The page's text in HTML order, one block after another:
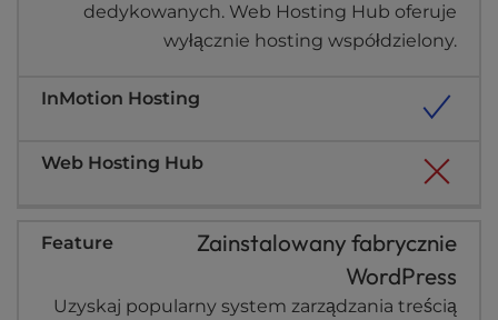
dedykowanych. Web Hosting Hub oferuje
wyłącznie hosting współdzielony.
Zainstalowany fabrycznie
WordPress
Uzyskaj popularny system zarządzania treścią